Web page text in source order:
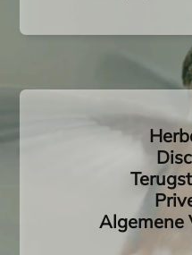
Algemene